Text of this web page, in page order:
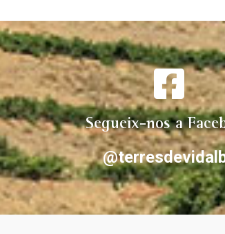
entorno.
Segueix-nos a